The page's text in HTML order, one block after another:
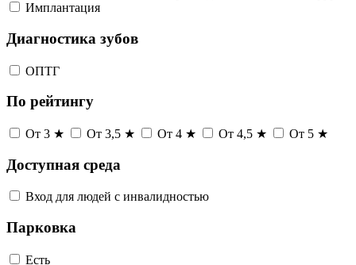
Имплантация
Диагностика зубов
ОПТГ
По рейтингу
От 3 ★ От 3,5 ★ От 4 ★ От 4,5 ★ От 5 ★
Доступная среда
Вход для людей с инвалидностью
Парковка
Есть